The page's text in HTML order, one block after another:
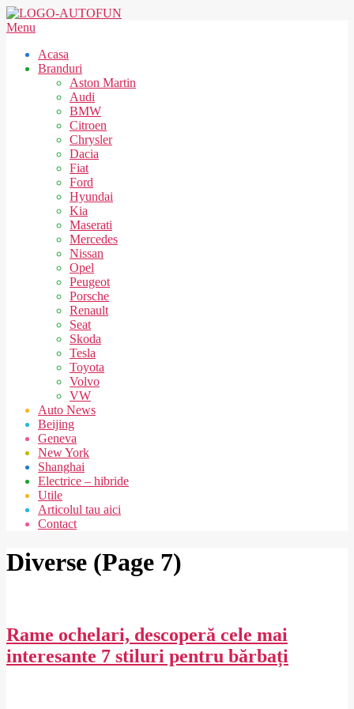
Skip
to
AUTOFUN
Secondary
Menu
Menu
Acasa
Branduri
Aston Martin
Audi
BMW
Citroen
Chrysler
Dacia
Fiat
Ford
Hyundai
Kia
Maserati
Mercedes
Nissan
Opel
Peugeot
Porsche
Renault
Seat
Skoda
Tesla
Toyota
Volvo
VW
Auto News
Beijing
Geneva
New York
Shanghai
Electrice – hibride
Utile
Articolul tau aici
Contact
Diverse (Page 7)
Rame ochelari, descoperă cele mai
interesante 7 stiluri pentru bărbați